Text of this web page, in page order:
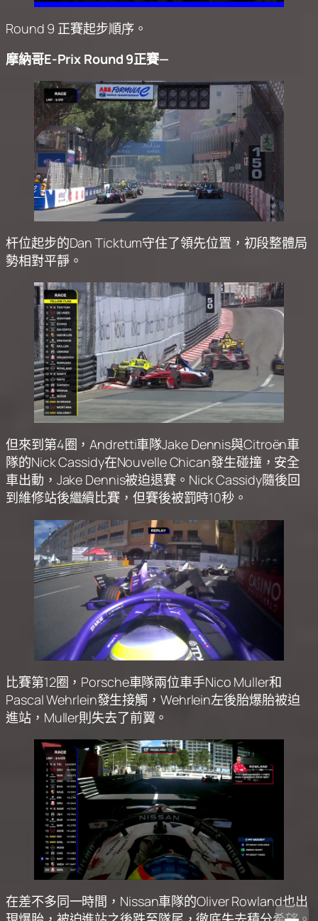
Round 9 正賽起步順序。
摩納哥E-Prix Round 9正賽—
杆位起步的Dan Ticktum守住了領先位置，初段整體局
勢相對平靜。
但來到第4圈，Andretti車隊Jake Dennis與Citroën車
隊的Nick Cassidy在Nouvelle Chican發生碰撞，安全
車出動，Jake Dennis被迫退賽。Nick Cassidy隨後回
到維修站後繼續比賽，但賽後被罰時10秒。
比賽第12圈，Porsche車隊兩位車手Nico Muller和
Pascal Wehrlein發生接觸，Wehrlein左後胎爆胎被迫
進站，Muller則失去了前翼。
在差不多同一時間，Nissan車隊的Oliver Rowland也出